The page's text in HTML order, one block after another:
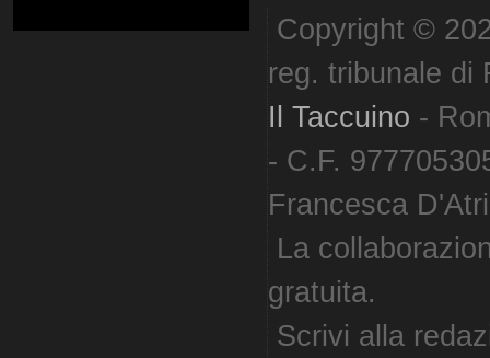
Copyright ©
reg. tribunale di
Il Taccuino -
- C.F.
Francesca
La
gratuita.
Scrivi alla